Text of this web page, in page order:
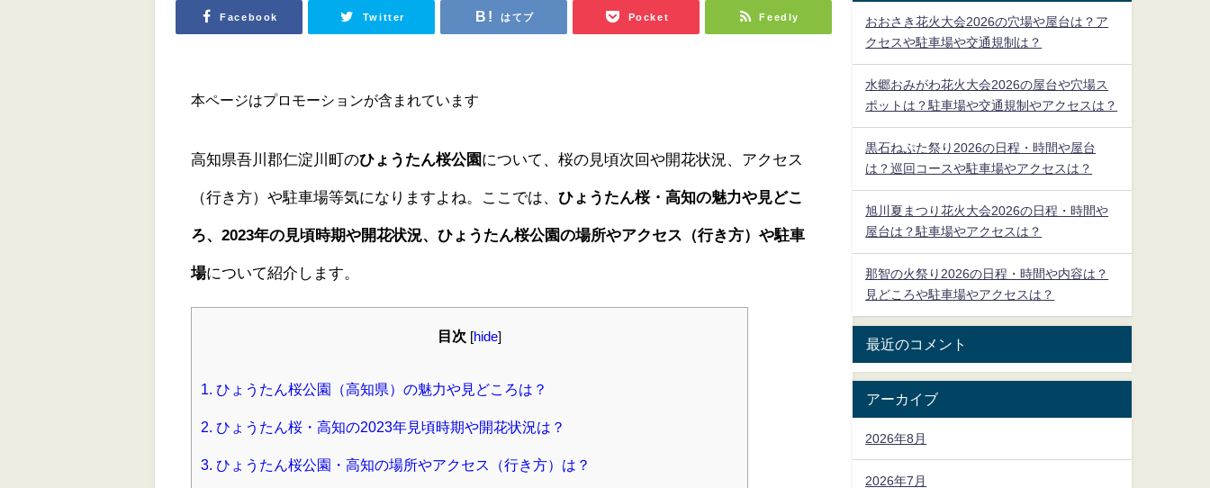
Facebook Twitter はてブ Pocket Feedly
本ページはプロモーションが含まれています
高知県吾川郡仁淀川町のひょうたん桜公園について、桜の見頃次回や開花状況、アクセス
（行き方）や駐車場等気になりますよね。ここでは、ひょうたん桜・高知の魅力や見どこ
ろ、2023年の見頃時期や開花状況、ひょうたん桜公園の場所やアクセス（行き方）や駐車
場について紹介します。
目次 hide
1. ひょうたん桜公園（高知県）の魅力や見どころは？
2. ひょうたん桜・高知の2023年見頃時期や開花状況は？
3. ひょうたん桜公園・高知の場所やアクセス（行き方）は？
おおさき花火大会2026の穴場や屋台は？ア
クセスや駐車場や交通規制は？
水郷おみがわ花火大会2026の屋台や穴場ス
ポットは？駐車場や交通規制やアクセスは？
黒石ねぷた祭り2026の日程・時間や屋台
は？巡回コースや駐車場やアクセスは？
旭川夏まつり花火大会2026の日程・時間や
屋台は？駐車場やアクセスは？
那智の火祭り2026の日程・時間や内容は？
見どころや駐車場やアクセスは？
最近のコメント
アーカイブ
2026年8月
2026年7月